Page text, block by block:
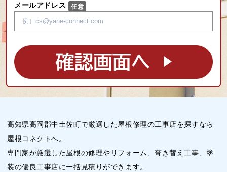
メールアドレス
高知県高岡郡中土佐町で厳選した屋根修理の工事店を探すなら
屋根コネクトへ。
専門家が厳選した屋根の修理やリフォーム、葺き替え工事、塗
装の優良工事店に一括見積りができます。